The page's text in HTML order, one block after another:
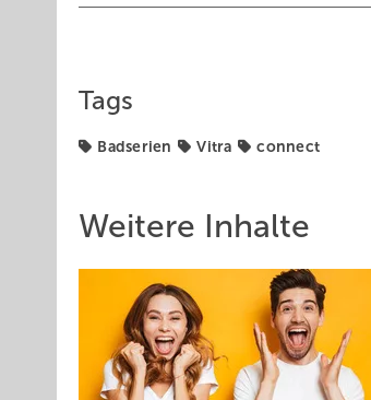
Tags
Badserien Vitra connect
Weitere Inhalte